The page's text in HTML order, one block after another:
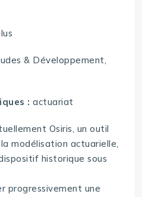
& Développement,
:actuariat
Osiris, un outil
modélisation actuarielle,
historique sous
progressivement une